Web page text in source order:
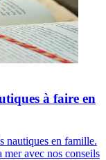
à faire en
nautiques en famille.
avec nos conseils